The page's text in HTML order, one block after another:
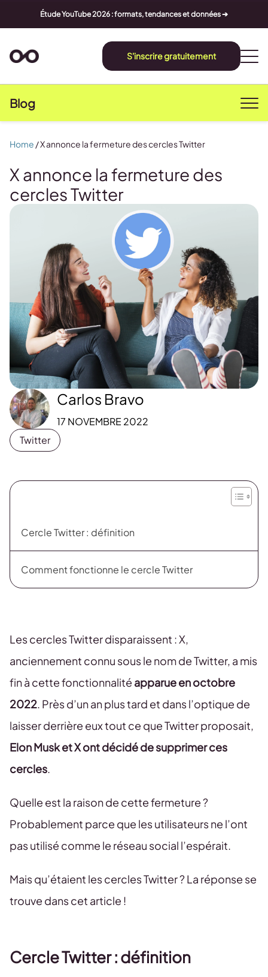
Étude YouTube 2026 : formats, tendances et données ➔
S'inscrire gratuitement
Blog
X annonce la fermeture des
cercles Twitter
Carlos Bravo
17 NOVEMBRE 2022
Twitter
Home /X annonce la fermeture des cercles Twitter
Cercle Twitter : définition
Comment fonctionne le cercle Twitter
Les cercles Twitter disparaissent : X,
anciennement connu sous le nom de Twitter, a mis
fin à cette fonctionnalité apparue en octobre
2022. Près d’un an plus tard et dans l’optique de
laisser derrière eux tout ce que Twitter proposait,
Elon Musk et X ont décidé de supprimer ces
cercles.
Quelle est la raison de cette fermeture ?
Probablement parce que les utilisateurs ne l’ont
pas utilisé comme le réseau social l’espérait.
Mais qu’étaient les cercles Twitter ? La réponse se
trouve dans cet article !
Cercle Twitter : définition